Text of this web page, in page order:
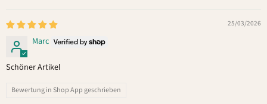
25/03/2026
Marc
Schöner Artikel
Bewertung in Shop App geschrieben